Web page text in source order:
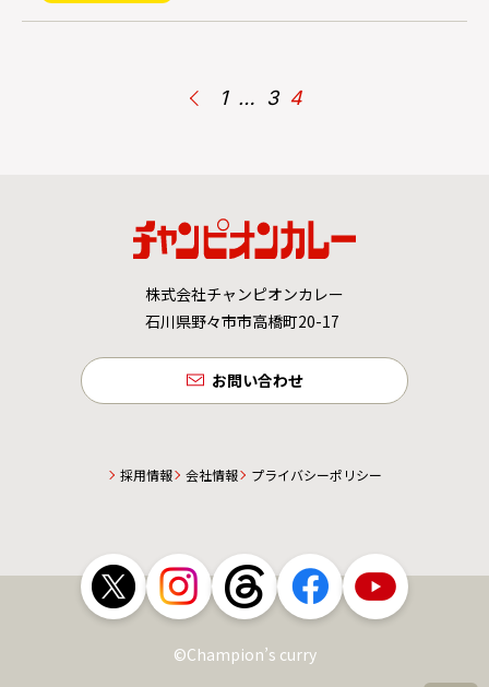
1 … 3 4
株式会社チャンピオンカレー
石川県野々市市高橋町20-17
お問い合わせ
採用情報 会社情報 プライバシーポリシー
©Champion’s curry